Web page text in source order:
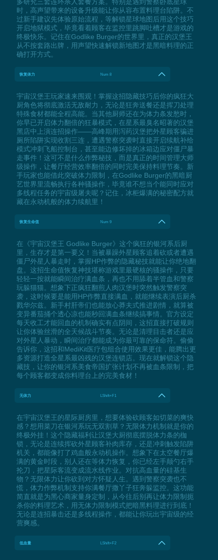
时，高声望带来的设备升级能让你从容布置料理台陷阱。不
过新手建议先体验原始流程，等解锁星球地图后用这个技巧
开启地狱模式，毕竟看着顾客在监控里跳脚吐槽才是游戏的
终极快乐。记住在Godlike Burger的世界里，真正的汉堡王
从不按套路出牌，用声望快速解锁新地图才是黑暗料理的正
确打开方式。
恢复体力 Num 8
宇宙汉堡王玩家速来围观！掌握这招隐藏技巧后你的疯狂大
厨角色将彻底激活无敌耐力，无论是狂奔送餐还是挥刀处理
特殊食材都能全程高能。当其他厨师还在为体力条发愁时，
你早已开启体力翻倍的狂暴模式，在星系最臭名昭著的汉堡
黑店中上演连招操作——高峰期用泻药汉堡把外星顾客骗进
厕所陷阱实现收割三连，遭遇警察突袭时直接开启续航补给
模式冲刺飞船控制台，甚至能边修坏掉的冰箱边应对僵尸暴
走事件！这可不是什么作弊秘技，而是真正的时间管理大师
级操作，让餐厅经营效率翻倍的同时完美保持料理节奏。新
手玩家也能借此突破体力限制，在Godlike Burger的黑暗厨
艺世界里流畅执行各种骚操作，毕竟谁不想当个能同时应对
多线程任务的宇宙级屠夫呢？记住，冰柜爆满的秘密配方就
藏在永动机般的体力续航里！
恢复生命值 Num 9
在《宇宙汉堡王 Godlike Burger》这个疯狂的银河系后厨
里，生存才是第一要义！当被暴躁外星顾客追着砍或者遭遇
僵尸外星人暴走时，掌握HP作弊的隐藏秘技就能让你绝地翻
盘。这招生命值恢复神技堪称游戏里最硬核的骚操作，只要
轻轻一按就能瞬间治疗满血条，再也不用舔着半管血和警察
玩躲猫猫。想象下正疯狂翻煎人肉汉堡时突然触发警察突
袭，这时候要是能用HP作弊直接满血，就能继续表演后厨杀
戮华尔兹。新手村肝帝们也能放心莽夫式推进剧情，就算被
变异番茄捅个透心凉也能秒回满血条继续搞事情。官方设定
每天收工才能回血的机制确实有点阴间，这招直接打破规则
让你体验丝滑的全天候战斗节奏。无论是清理目击者还是应
对外星人暴动，瞬间治疗都能成为你最可靠的保命符。偷偷
告诉你，这招和MediKit医疗包组合使用效果更佳，能腾出更
多资源打造全星系最凶残的汉堡连锁店。现在就解锁这个隐
藏技，让你的银河系美食帝国扩张计划不再被血条限制，把
每个顾客都变成你料理台上的完美食材！
无体力 LShift+F1
在宇宙汉堡王的星际厨房里，想要体验砍顾客如切菜的爽快
感？想用菜刀在银河系玩无双割草？无限体力机制就是你的
终极外挂！这个隐藏福利让汉堡大厨彻底摆脱体力条的枷
锁，无论是连续挥砍外星顾客补肉库存，还是冲刺触发陷阱
机关，都能像打了鸡血般永动机操作。想象下在太空餐厅爆
满的黄金时段，别人还在等体力恢复，你已经左手颠勺右手
抡刀，把星际客流变成流水线作业。对抗高血量的硅基生
物？无限体力让你砍到对方怀疑人生。遇到警察突袭也不
慌，体力作弊机制支持你满餐厅撒丫子狂奔躲监控。这功能
简直就是为黑心商家量身定制，从今往后别再让体力限制扼
杀你的料理艺术，用无体力限制模式把暗黑料理进行到底！
无论是连招暴击还是多线程操作，都能让你玩出宇宙级的经
营爽感。
低血量 LShift+F2